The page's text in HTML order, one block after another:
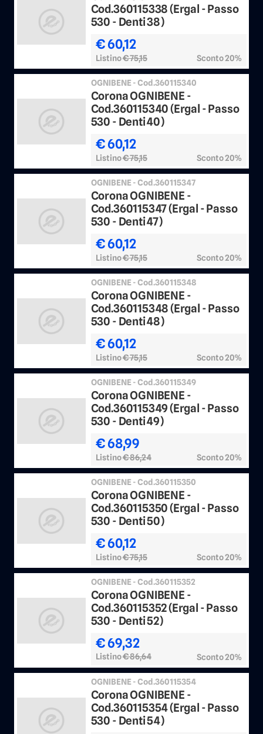
Cod.360115338 (Ergal - Passo
530 - Denti 38)
€ 60,12
Listino€ 75,15 Sconto 20%
OGNIBENE - Cod.360115340
Corona OGNIBENE -
Cod.360115340 (Ergal - Passo
530 - Denti 40)
€ 60,12
Listino€ 75,15 Sconto 20%
OGNIBENE - Cod.360115347
Corona OGNIBENE -
Cod.360115347 (Ergal - Passo
530 - Denti 47)
€ 60,12
Listino€ 75,15 Sconto 20%
OGNIBENE - Cod.360115348
Corona OGNIBENE -
Cod.360115348 (Ergal - Passo
530 - Denti 48)
€ 60,12
Listino€ 75,15 Sconto 20%
OGNIBENE - Cod.360115349
Corona OGNIBENE -
Cod.360115349 (Ergal - Passo
530 - Denti 49)
€ 68,99
Listino€ 86,24 Sconto 20%
OGNIBENE - Cod.360115350
Corona OGNIBENE -
Cod.360115350 (Ergal - Passo
530 - Denti 50)
€ 60,12
Listino€ 75,15 Sconto 20%
OGNIBENE - Cod.360115352
Corona OGNIBENE -
Cod.360115352 (Ergal - Passo
530 - Denti 52)
€ 69,32
Listino€ 86,64 Sconto 20%
OGNIBENE - Cod.360115354
Corona OGNIBENE -
Cod.360115354 (Ergal - Passo
530 - Denti 54)